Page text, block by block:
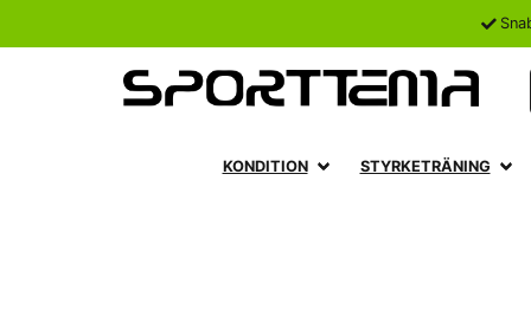
KONDITION STYRKETRÄNING